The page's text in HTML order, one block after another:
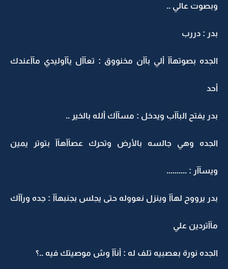
وبصوت عالي ..
بدر : دررب
الجده بصوتهآآ ألي بآآن مخنووق : تعآآل يآآوليدي مآآعندك
أحد
بدر يفتح البآآب ويدخل : مسآآك ألله بالخير ..
الجده وهي جالسه بالأرض وتحرك عصآآهآآ بتوتر يمين
ويسآآر : ..........
بدر يرووح لهآآ وينزل نعووله حتى يجلس بجنبهآآ : جده ورآآك
مآآتردين علي
الجده نورة بعصبيه تلف له : أنآآ وش موصيتك فيه ..؟